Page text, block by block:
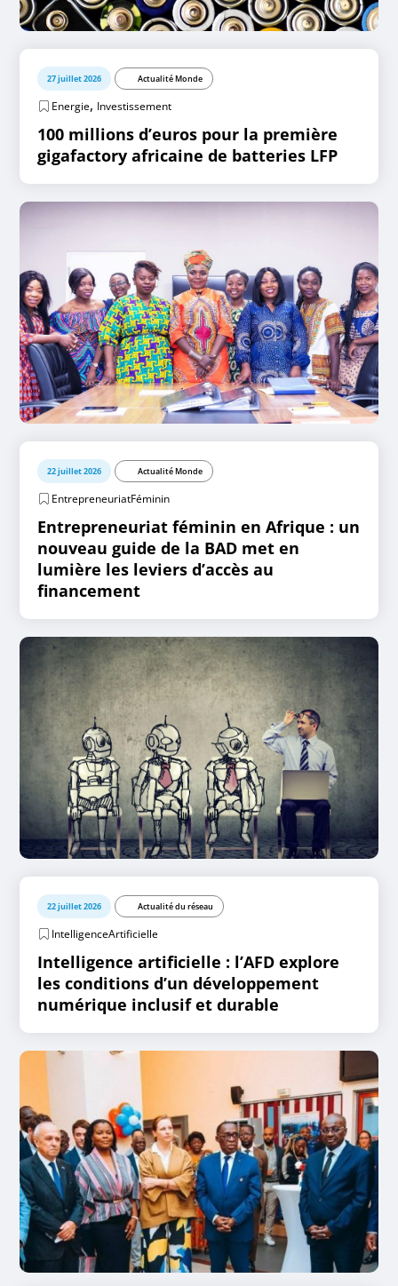
27 juillet 2026 Actualité Monde
Energie, Investissement
100 millions d’euros pour la première
gigafactory africaine de batteries LFP
22 juillet 2026 Actualité Monde
EntrepreneuriatFéminin
Entrepreneuriat féminin en Afrique : un
nouveau guide de la BAD met en
lumière les leviers d’accès au
financement
22 juillet 2026 Actualité du réseau
IntelligenceArtificielle
Intelligence artificielle : l’AFD explore
les conditions d’un développement
numérique inclusif et durable